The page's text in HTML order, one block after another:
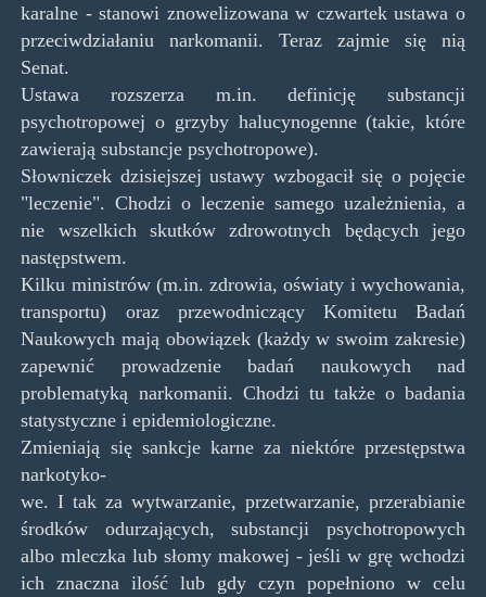
karalne - stanowi znowelizowana w czwartek ustawa o
przeciwdziałaniu narkomanii. Teraz zajmie się nią
Senat.
Ustawa rozszerza m.in. definicję substancji
psychotropowej o grzyby halucynogenne (takie, które
zawierają substancje psychotropowe).
Słowniczek dzisiejszej ustawy wzbogacił się o pojęcie
"leczenie". Chodzi o leczenie samego uzależnienia, a
nie wszelkich skutków zdrowotnych będących jego
następstwem.
Kilku ministrów (m.in. zdrowia, oświaty i wychowania,
transportu) oraz przewodniczący Komitetu Badań
Naukowych mają obowiązek (każdy w swoim zakresie)
zapewnić prowadzenie badań naukowych nad
problematyką narkomanii. Chodzi tu także o badania
statystyczne i epidemiologiczne.
Zmieniają się sankcje karne za niektóre przestępstwa
narkotyko-
we. I tak za wytwarzanie, przetwarzanie, przerabianie
środków odurzających, substancji psychotropowych
albo mleczka lub słomy makowej - jeśli w grę wchodzi
ich znaczna ilość lub gdy czyn popełniono w celu